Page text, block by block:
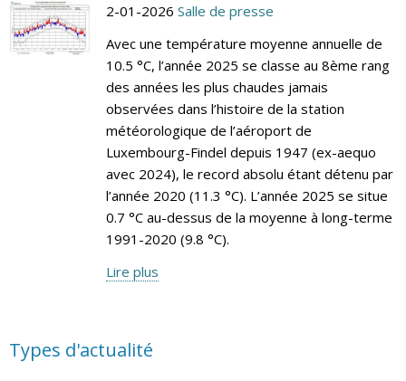
2-01-2026 Salle de presse
Avec une température moyenne annuelle de
10.5 °C, l’année 2025 se classe au 8ème rang
des années les plus chaudes jamais
observées dans l’histoire de la station
météorologique de l’aéroport de
Luxembourg-Findel depuis 1947 (ex-aequo
avec 2024), le record absolu étant détenu par
l’année 2020 (11.3 °C). L’année 2025 se situe
0.7 °C au-dessus de la moyenne à long-terme
1991-2020 (9.8 °C).
Lire plus
Types d'actualité